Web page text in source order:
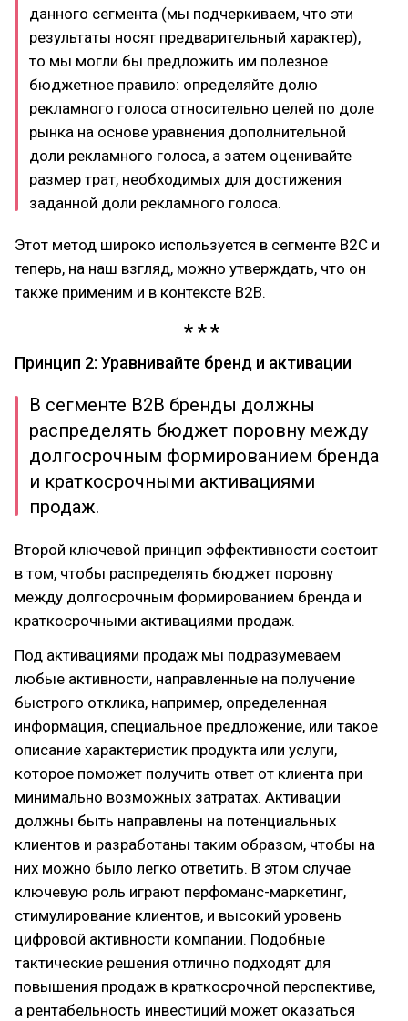
данного сегмента (мы подчеркиваем, что эти
результаты носят предварительный характер),
то мы могли бы предложить им полезное
бюджетное правило: определяйте долю
рекламного голоса относительно целей по доле
рынка на основе уравнения дополнительной
доли рекламного голоса, а затем оценивайте
размер трат, необходимых для достижения
заданной доли рекламного голоса.
Этот метод широко используется в сегменте В2С и
теперь, на наш взгляд, можно утверждать, что он
также применим и в контексте В2В.
Принцип 2: Уравнивайте бренд и активации
В сегменте В2В бренды должны
распределять бюджет поровну между
долгосрочным формированием бренда
и краткосрочными активациями
продаж.
Второй ключевой принцип эффективности состоит
в том, чтобы распределять бюджет поровну
между долгосрочным формированием бренда и
краткосрочными активациями продаж.
Под активациями продаж мы подразумеваем
любые активности, направленные на получение
быстрого отклика, например, определенная
информация, специальное предложение, или такое
описание характеристик продукта или услуги,
которое поможет получить ответ от клиента при
минимально возможных затратах. Активации
должны быть направлены на потенциальных
клиентов и разработаны таким образом, чтобы на
них можно было легко ответить. В этом случае
ключевую роль играют перфоманс-маркетинг,
стимулирование клиентов, и высокий уровень
цифровой активности компании. Подобные
тактические решения отлично подходят для
повышения продаж в краткосрочной перспективе,
а рентабельность инвестиций может оказаться